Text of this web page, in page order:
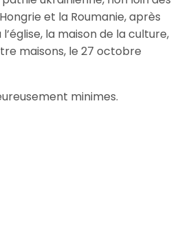
et la Roumanie, après
l’église, la maison de la culture,
maisons, le 27 octobre
minimes.